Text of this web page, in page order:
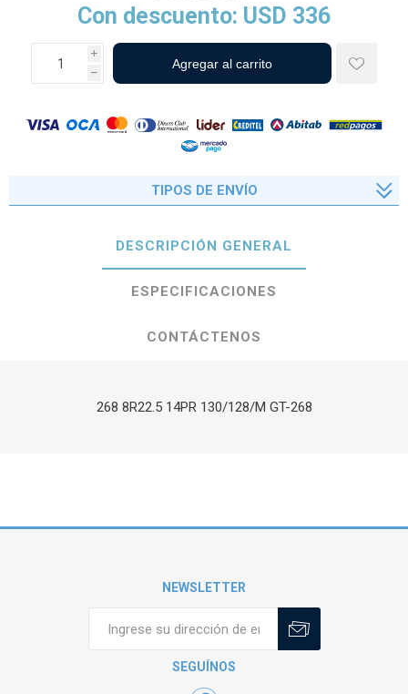
Con descuento: USD 336
i
h
TIPOS DE ENVÍO
DESCRIPCIÓN GENERAL
ESPECIFICACIONES
CONTÁCTENOS
268 8R22.5 14PR 130/128/M GT-268
NEWSLETTER
SEGUÍNOS